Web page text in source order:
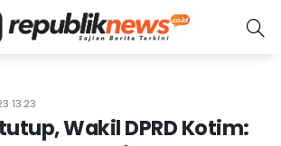
13:23
Wakil DPRD Kotim: